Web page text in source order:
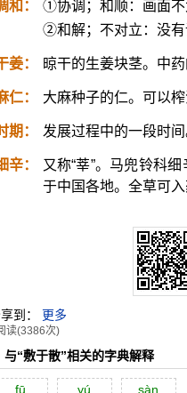
和：
①协调；和顺：画面不
②和解；不对立：没有
姜： 晾干的生姜块茎。中药
仁： 大麻种子的仁。可以
期： 发展过程中的一段时间
辛：
又称“莘”。马兜铃科
于中国各地。全草可
到： 更多
读(3386次)
与“敷于散”相关的字典解释
fū yú sàn